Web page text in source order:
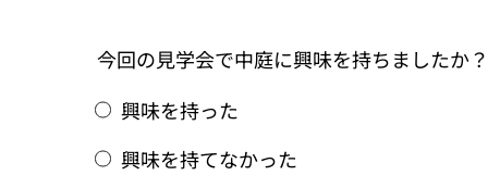
今回の見学会で中庭に興味を持ちましたか
興味を持った
興味を持てなかった